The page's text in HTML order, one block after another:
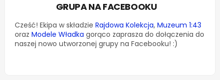
GRUPA NA FACEBOOKU
Cześć! Ekipa w składzie Rajdowa Kolekcja, Muzeum 1:43
oraz Modele Władka gorąco zaprasza do dołączenia do
naszej nowo utworzonej grupy na Facebooku! :)